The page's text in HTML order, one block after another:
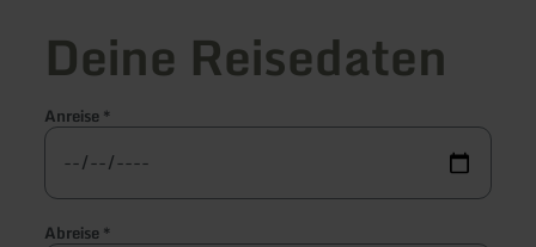
Deine Reisedaten
Anreise*
Abreise*